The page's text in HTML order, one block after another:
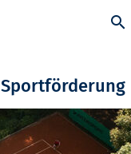
Sportförderung